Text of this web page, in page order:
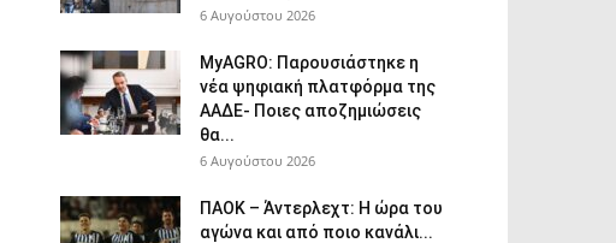
6 Αυγούστου 2026
ΜyAGRO: Παρουσιάστηκε η
νέα ψηφιακή πλατφόρμα της
ΑΑΔΕ- Ποιες αποζημιώσεις
θα...
6 Αυγούστου 2026
ΠΑΟΚ – Άντερλεχτ: Η ώρα του
αγώνα και από ποιο κανάλι...